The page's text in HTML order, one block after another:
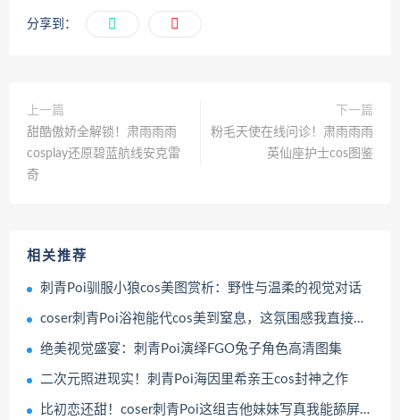
分享到：
上一篇
甜酷傲娇全解锁！肃雨雨雨
cosplay还原碧蓝航线安克雷
奇
下一篇
粉毛天使在线问诊！肃雨雨雨
英仙座护士cos图鉴
相关推荐
刺青Poi驯服小狼cos美图赏析：野性与温柔的视觉对话
coser刺青Poi浴袍能代cos美到窒息，这氛围感我直接跪了
绝美视觉盛宴：刺青Poi演绎FGO兔子角色高清图集
二次元照进现实！刺青Poi海因里希亲王cos封神之作
比初恋还甜！coser刺青Poi这组吉他妹妹写真我能舔屏100遍